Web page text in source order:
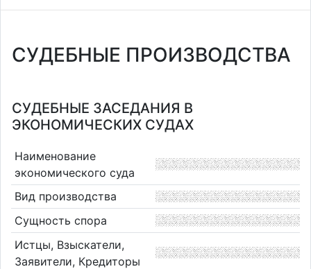
СУДЕБНЫЕ ПРОИЗВОДСТВА
СУДЕБНЫЕ ЗАСЕДАНИЯ В
ЭКОНОМИЧЕСКИХ СУДАХ
Наименование
экономического суда
Вид производства
Сущность спора
Истцы, Взыскатели,
Заявители, Кредиторы